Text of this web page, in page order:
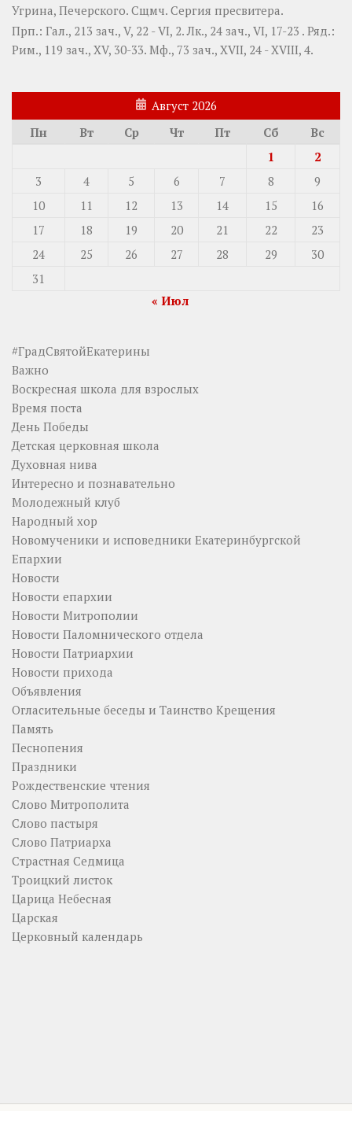
Угрина, Печерского. Сщмч. Сергия пресвитера.
Прп.: Гал., 213 зач., V, 22 - VI, 2. Лк., 24 зач., VI, 17-23 . Ряд.:
Рим., 119 зач., XV, 30-33. Мф., 73 зач., XVII, 24 - XVIII, 4.
Август 2026
Пн
Вт Ср Чт Пт Сб
Вс
1
2
3
4 5 6 7 8
9
10
11 12 13 14 15
16
17
18 19 20 21 22
23
24
25 26 27 28 29
30
31
« Июл
#ГрадСвятойЕкатерины
Важно
Воскресная школа для взрослых
Время поста
День Победы
Детская церковная школа
Духовная нива
Интересно и познавательно
Молодежный клуб
Народный хор
Новомученики и исповедники Екатеринбургской
Епархии
Новости
Новости епархии
Новости Митрополии
Новости Паломнического отдела
Новости Патриархии
Новости прихода
Объявления
Огласительные беседы и Таинство Крещения
Память
Песнопения
Праздники
Рождественские чтения
Слово Митрополита
Слово пастыря
Слово Патриарха
Страстная Седмица
Троицкий листок
Царица Небесная
Царская
Церковный календарь